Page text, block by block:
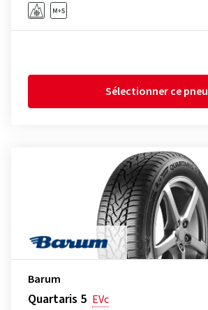
Sélectionner ce pneu
Barum
Quartaris 5 EVc